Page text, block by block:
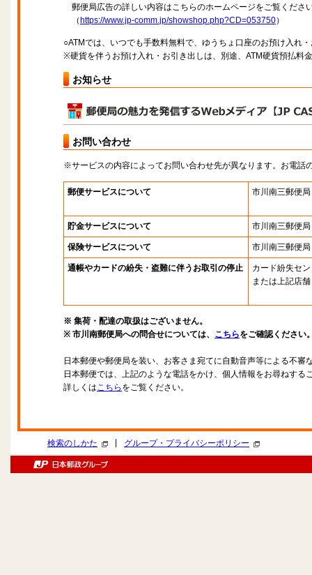
郵便局広告の詳しい内容はこちらのホームページをご覧くださ
（ https://www.jp-comm.jp/showshop.php?CD=053750）
○ATMでは、いつでも手数料無料で、ゆうちょ口座のお預け入れ
※硬貨を伴うお預け入れ・お引き出しは、別途、ATM硬貨預払料
お知らせ
お問い合わせ
※サービスの内容によってお問い合わせ先が異なります。お電話
郵便サービスについて 市川南三郵便局
貯金サービスについて 市川南三郵便局
保険サービスについて 市川南三郵便局
通帳やカードの紛失・盗難に伴うお取引の停止
カード紛失セ
または上記店舗
※ 集荷・配達の取扱はございません。
※ 市川南郵便局への問合せについては、 こちらをご確認ください
日本郵便や郵便局を装い、お客さま宛てに自動音声等による不審
日本郵便では、上記のような電話をかけ、個人情報をお尋ねする
詳しくはこちら をご覧ください。
検索のしかた グループ・プライバシーポリシー